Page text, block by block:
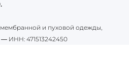
и пуховой одежды,
— ИНН: 471513242450